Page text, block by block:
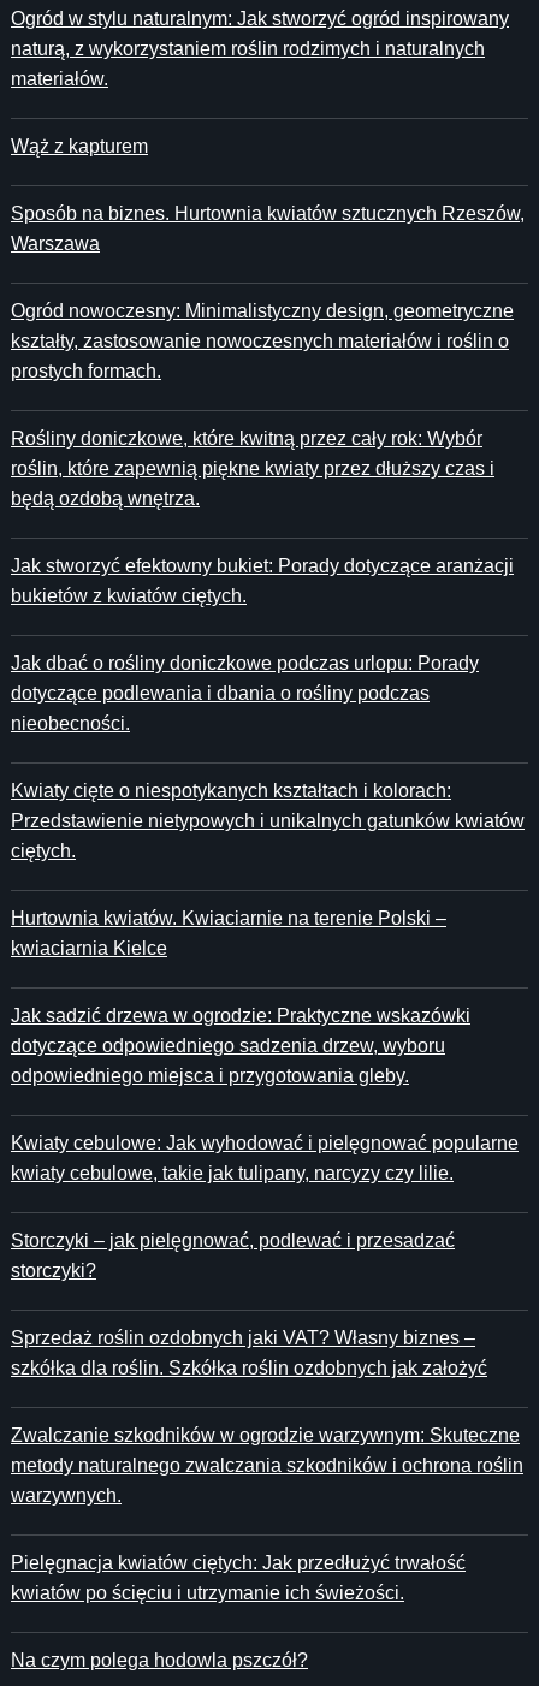
Ogród w stylu naturalnym: Jak stworzyć ogród inspirowany
naturą, z wykorzystaniem roślin rodzimych i naturalnych
materiałów.
Wąż z kapturem
Sposób na biznes. Hurtownia kwiatów sztucznych Rzeszów,
Warszawa
Ogród nowoczesny: Minimalistyczny design, geometryczne
kształty, zastosowanie nowoczesnych materiałów i roślin o
prostych formach.
Rośliny doniczkowe, które kwitną przez cały rok: Wybór
roślin, które zapewnią piękne kwiaty przez dłuższy czas i
będą ozdobą wnętrza.
Jak stworzyć efektowny bukiet: Porady dotyczące aranżacji
bukietów z kwiatów ciętych.
Jak dbać o rośliny doniczkowe podczas urlopu: Porady
dotyczące podlewania i dbania o rośliny podczas
nieobecności.
Kwiaty cięte o niespotykanych kształtach i kolorach:
Przedstawienie nietypowych i unikalnych gatunków kwiatów
ciętych.
Hurtownia kwiatów. Kwiaciarnie na terenie Polski –
kwiaciarnia Kielce
Jak sadzić drzewa w ogrodzie: Praktyczne wskazówki
dotyczące odpowiedniego sadzenia drzew, wyboru
odpowiedniego miejsca i przygotowania gleby.
Kwiaty cebulowe: Jak wyhodować i pielęgnować popularne
kwiaty cebulowe, takie jak tulipany, narcyzy czy lilie.
Storczyki – jak pielęgnować, podlewać i przesadzać
storczyki?
Sprzedaż roślin ozdobnych jaki VAT? Własny biznes –
szkółka dla roślin. Szkółka roślin ozdobnych jak założyć
Zwalczanie szkodników w ogrodzie warzywnym: Skuteczne
metody naturalnego zwalczania szkodników i ochrona roślin
warzywnych.
Pielęgnacja kwiatów ciętych: Jak przedłużyć trwałość
kwiatów po ścięciu i utrzymanie ich świeżości.
Na czym polega hodowla pszczół?